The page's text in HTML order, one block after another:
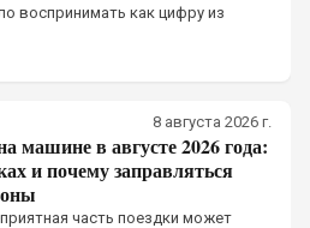
воспринимать как цифру из
8 августа 2026 г.
машине в августе 2026 года:
и почему заправляться
часть поездки может